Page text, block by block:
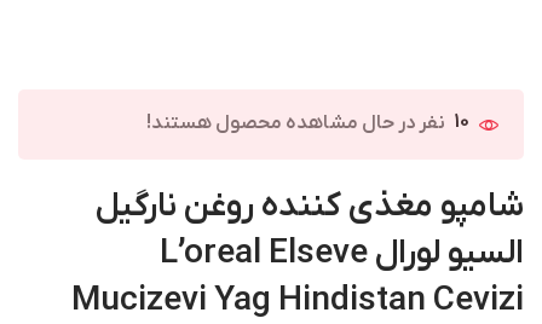
10 نفر در حال مشاهده محصول هستند!
شامپو مغذی کننده روغن نارگیل
السیو لورال L’oreal Elseve
Mucizevi Yag Hindistan Cevizi